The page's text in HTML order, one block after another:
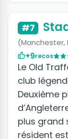
#7
(Manchester,
+9recos
Le Old
club
Deuxième
plus grand
résident